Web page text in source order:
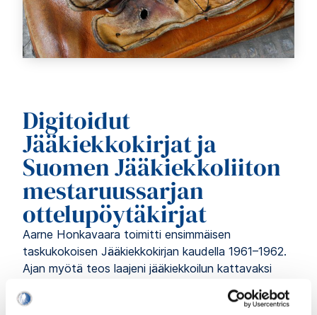
Digitoidut
Jääkiekkokirjat ja
Suomen Jääkiekkoliiton
mestaruussarjan
ottelupöytäkirjat
Aarne Honkavaara toimitti ensimmäisen
taskukokoisen Jääkiekkokirjan kaudella 1961–1962.
Ajan myötä teos laajeni jääkiekkoilun kattavaksi
Jääkiekkomuseon ja Urheilumuseon yhteinen